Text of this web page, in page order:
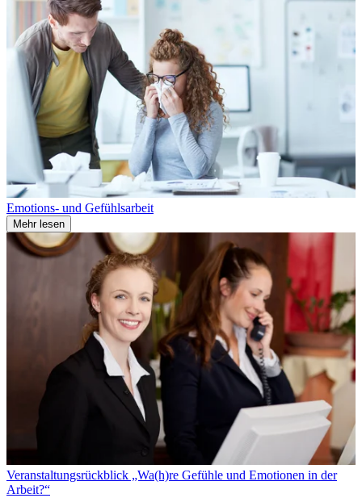
Emotions- und Gefühlsarbeit
Mehr lesen
Veranstaltungsrückblick „Wa(h)re Gefühle und Emotionen in der
Arbeit?“